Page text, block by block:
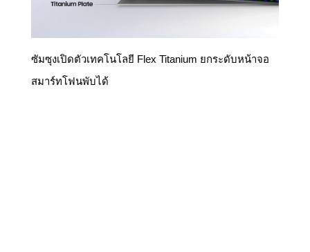
ซัมซุงเปิดตัวเทคโนโลยี Flex Titanium ยกระดับหน้าจอ
สมาร์ทโฟนพับได้